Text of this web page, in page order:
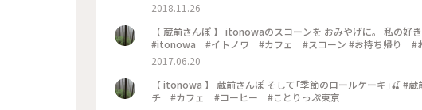
2018.11.26
【 蔵前さんぽ 】 itonowaのスコーンを おみやげに。 私の
#itonowa #イトノワ #カフェ #スコーン #お持ち帰り #
2017.06.20
【 itonowa 】 蔵前さんぽ そして｢季節のロールケーキ｣🍒 #蔵前 #itonowa #イトノワ #イイホシユミコ #ラン
チ #カフェ #コーヒー #ことりっぷ東京